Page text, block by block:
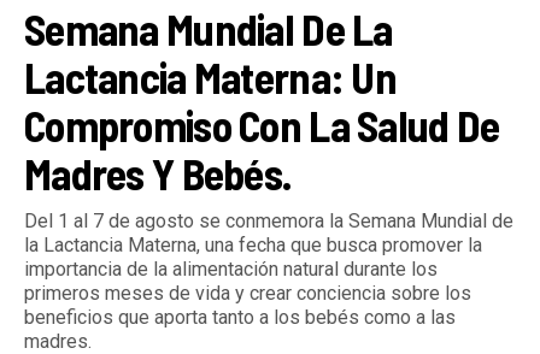
Semana Mundial De La
Lactancia Materna: Un
Compromiso Con La Salud De
Madres Y Bebés.
Del 1 al 7 de agosto se conmemora la Semana Mundial de
la Lactancia Materna, una fecha que busca promover la
importancia de la alimentación natural durante los
primeros meses de vida y crear conciencia sobre los
beneficios que aporta tanto a los bebés como a las
madres.